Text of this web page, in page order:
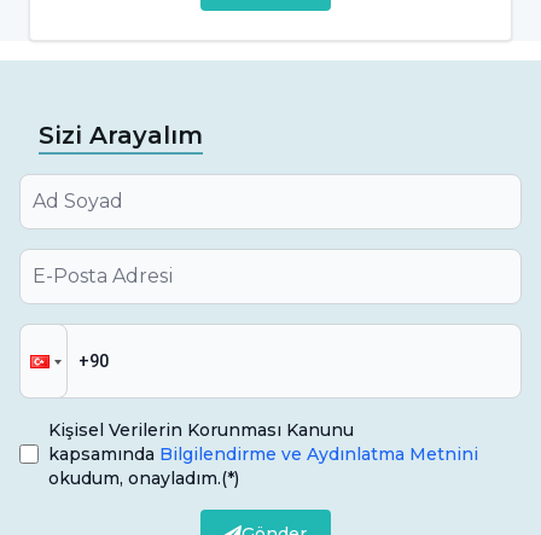
Sizi Arayalım
Kişisel Verilerin Korunması Kanunu
kapsamında Bilgilendirme ve Aydınlatma Metnini
okudum, onayladım.(*)